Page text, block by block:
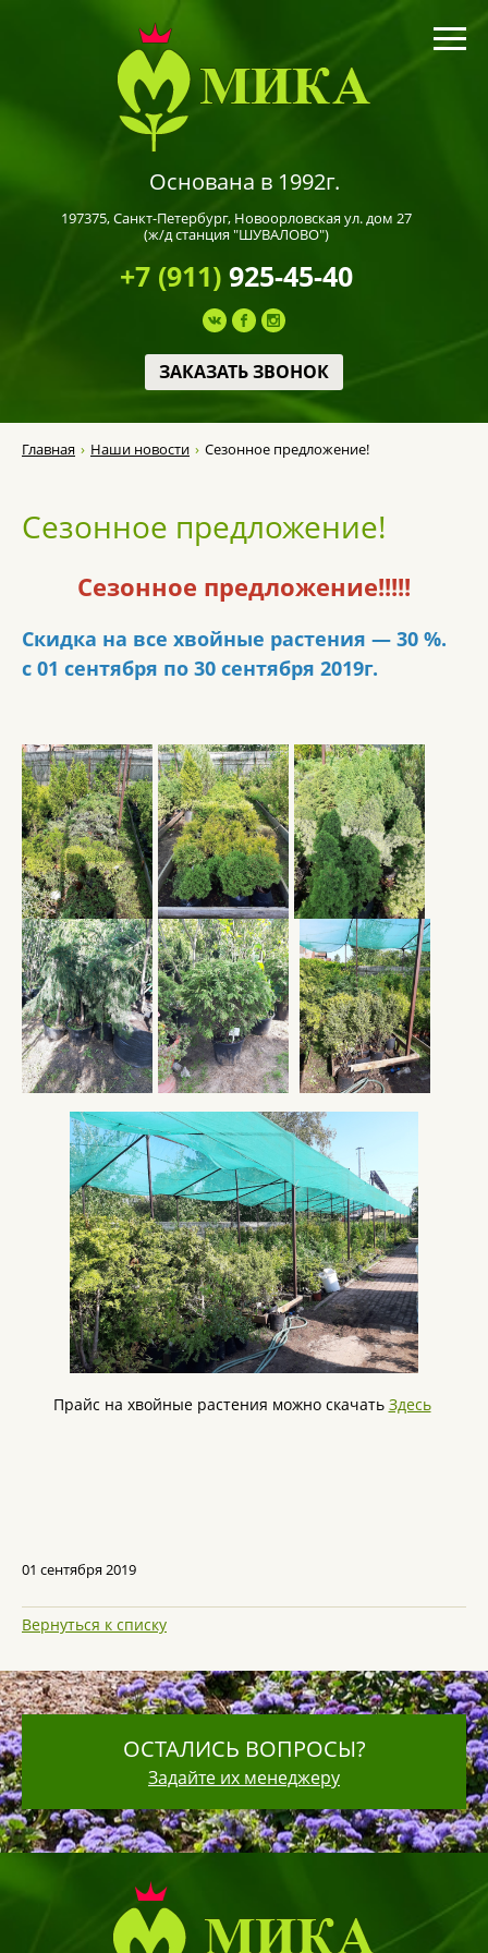
Основана в 1992г.
197375,Санкт-Петербург, Новоорловская ул. дом 27
(ж/д станция "ШУВАЛОВО")
+7 (911)925-45-40
ЗАКАЗАТЬ ЗВОНОК
Главная Наши новости Сезонное предложение!
Сезонное предложение!
Сезонное предложение!!!!!
Скидка на все хвойные растения — 30 %.
с 01 сентября по 30 сентября 2019г.
Прайс на хвойные растения можно скачать Здесь
01 сентября 2019
Вернуться к списку
ОСТАЛИСЬ ВОПРОСЫ?
Задайте их менеджеру